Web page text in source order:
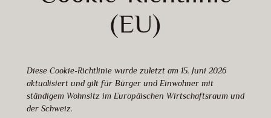
(EU)
Diese Cookie-Richtlinie wurde zuletzt am 15. Juni 2026
aktualisiert und gilt für Bürger und Einwohner mit
ständigem Wohnsitz im Europäischen Wirtschaftsraum und
der Schweiz.